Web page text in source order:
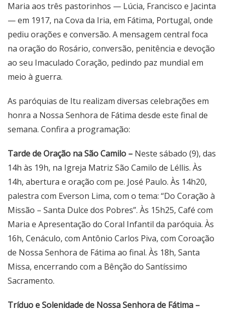
Maria aos três pastorinhos — Lúcia, Francisco e Jacinta
— em 1917, na Cova da Iria, em Fátima, Portugal, onde
pediu orações e conversão. A mensagem central foca
na oração do Rosário, conversão, penitência e devoção
ao seu Imaculado Coração, pedindo paz mundial em
meio à guerra.
As paróquias de Itu realizam diversas celebrações em
honra a Nossa Senhora de Fátima desde este final de
semana. Confira a programação:
Tarde de Oração na São Camilo – Neste sábado (9), das
14h às 19h, na Igreja Matriz São Camilo de Léllis. Às
14h, abertura e oração com pe. José Paulo. Às 14h20,
palestra com Everson Lima, com o tema: “Do Coração à
Missão – Santa Dulce dos Pobres”. Às 15h25, Café com
Maria e Apresentação do Coral Infantil da paróquia. Às
16h, Cenáculo, com Antônio Carlos Piva, com Coroação
de Nossa Senhora de Fátima ao final. Às 18h, Santa
Missa, encerrando com a Bênção do Santíssimo
Sacramento.
Tríduo e Solenidade de Nossa Senhora de Fátima –